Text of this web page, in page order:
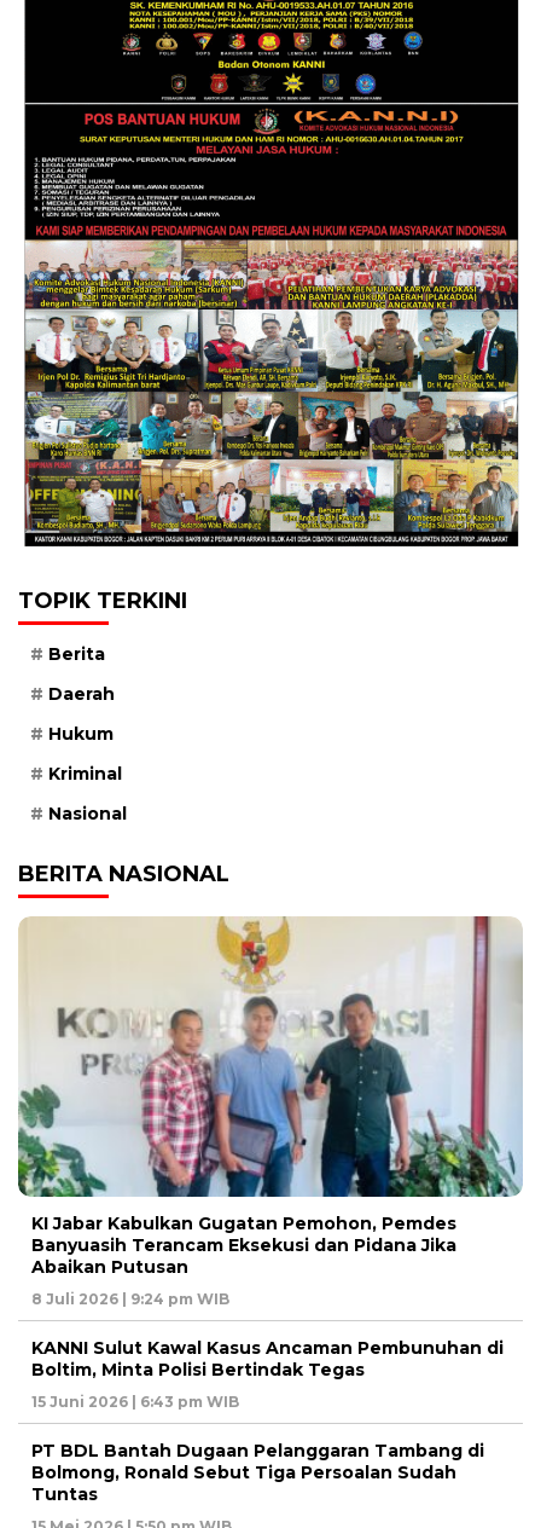
TOPIK TERKINI
Berita
Daerah
Hukum
Kriminal
Nasional
BERITA NASIONAL
KI Jabar Kabulkan Gugatan Pemohon, Pemdes
Banyuasih Terancam Eksekusi dan Pidana Jika
Abaikan Putusan
8 Juli 2026 | 9:24 pm WIB
KANNI Sulut Kawal Kasus Ancaman Pembunuhan di
Boltim, Minta Polisi Bertindak Tegas
15 Juni 2026 | 6:43 pm WIB
PT BDL Bantah Dugaan Pelanggaran Tambang di
Bolmong, Ronald Sebut Tiga Persoalan Sudah
Tuntas